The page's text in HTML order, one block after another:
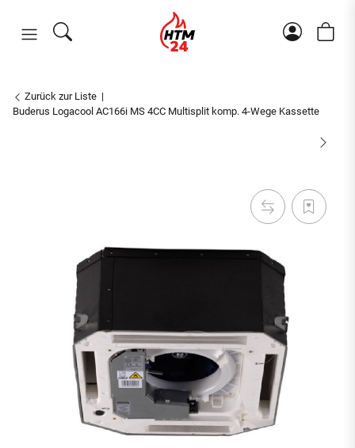
Zurück zur Liste
Buderus Logacool AC166i MS 4CC Multisplit komp. 4-Wege Kassette